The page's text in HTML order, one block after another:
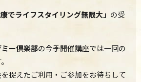
でライフスタイリング無限大」 の受
ー倶楽部の今季開催講座では一回の
捉えたご利用・ご参加をお待ちして